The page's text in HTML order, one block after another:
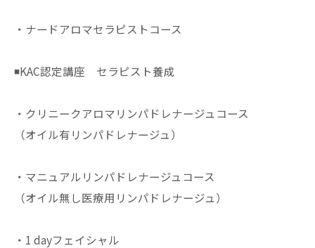
・ナードアロマセラピストコース
◾️KAC認定講座 セラピスト養成
・クリニークアロマリンパドレナージュコース
（オイル有リンパドレナージュ）
・マニュアルリンパドレナージュコース
（オイル無し医療用リンパドレナージュ）
・1 dayフェイシャル